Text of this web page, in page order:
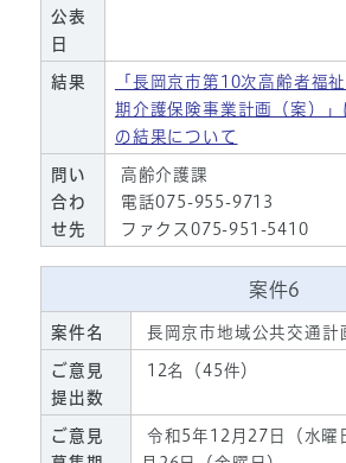
公表
日
結果
「長岡京市第10次高齢者福
期介護保険事業計画（案）
の結果について
問い
合わ
せ先
高齢介護課
電話075-955-9713
ファクス075-951-5410
案件6
案件名 長岡京市地域公共交通計
ご意見
提出数
12名（45件）
ご意見
令和5年12月27日（水曜